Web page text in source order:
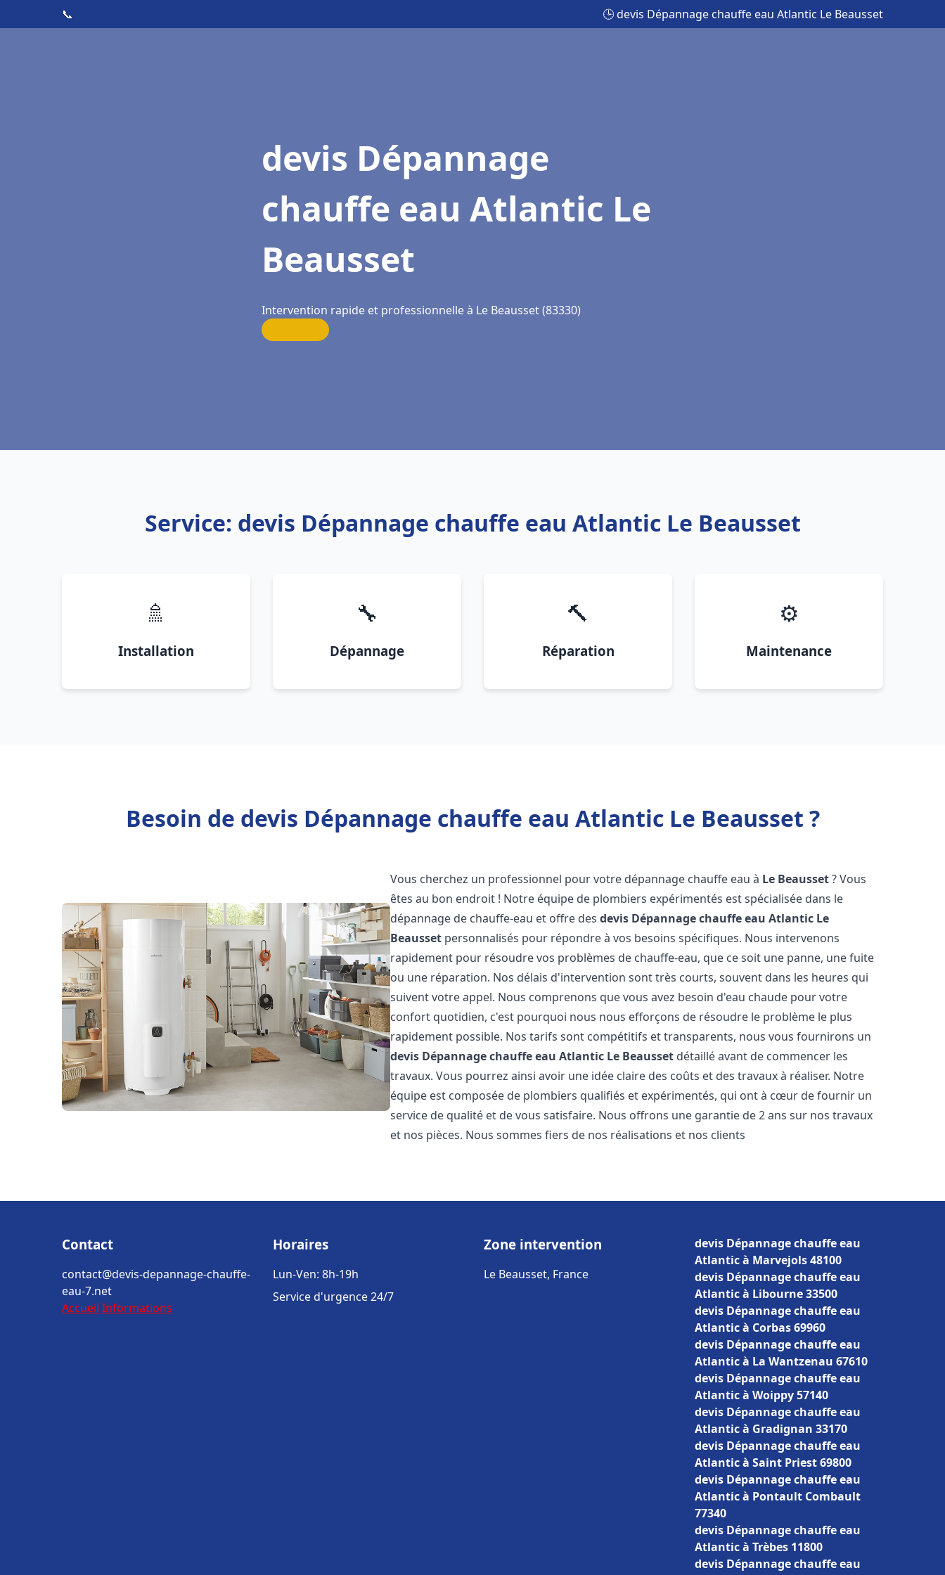
📞 🕒 devis Dépannage chauffe eau Atlantic Le Beausset
devis Dépannage
chauffe eau Atlantic Le
Beausset
Intervention rapide et professionnelle à Le Beausset (83330)
Service: devis Dépannage chauffe eau Atlantic Le Beausset
🚿
Installation
🔧
Dépannage
🔨
Réparation
⚙️
Maintenance
Besoin de devis Dépannage chauffe eau Atlantic Le Beausset ?
Vous cherchez un professionnel pour votre dépannage chauffe eau à Le Beausset? Vous
êtes au bon endroit ! Notre équipe de plombiers expérimentés est spécialisée dans le
dépannage de chauffe-eau et offre desdevis Dépannage chauffe eau Atlantic Le
Beausset personnalisés pour répondre à vos besoins spécifiques. Nous intervenons
rapidement pour résoudre vos problèmes de chauffe-eau, que ce soit une panne, une fuite
ou une réparation. Nos délais d'intervention sont très courts, souvent dans les heures qui
suivent votre appel. Nous comprenons que vous avez besoin d'eau chaude pour votre
confort quotidien, c'est pourquoi nous nous efforçons de résoudre le problème le plus
rapidement possible. Nos tarifs sont compétitifs et transparents, nous vous fournirons un
devis Dépannage chauffe eau Atlantic Le Beausset détaillé avant de commencer les
travaux. Vous pourrez ainsi avoir une idée claire des coûts et des travaux à réaliser. Notre
équipe est composée de plombiers qualifiés et expérimentés, qui ont à cœur de fournir un
service de qualité et de vous satisfaire. Nous offrons une garantie de 2 ans sur nos travaux
et nos pièces. Nous sommes fiers de nos réalisations et nos clients
Contact
contact@devis-depannage-chauffe-
eau-7.net
Accueil Informations
Horaires
Lun-Ven: 8h-19h
Service d'urgence 24/7
Zone intervention
Le Beausset, France
devis Dépannage chauffe eau
Atlantic à Marvejols 48100
devis Dépannage chauffe eau
Atlantic à Libourne 33500
devis Dépannage chauffe eau
Atlantic à Corbas 69960
devis Dépannage chauffe eau
Atlantic à La Wantzenau 67610
devis Dépannage chauffe eau
Atlantic à Woippy 57140
devis Dépannage chauffe eau
Atlantic à Gradignan 33170
devis Dépannage chauffe eau
Atlantic à Saint Priest 69800
devis Dépannage chauffe eau
Atlantic à Pontault Combault
77340
devis Dépannage chauffe eau
Atlantic à Trèbes 11800
devis Dépannage chauffe eau